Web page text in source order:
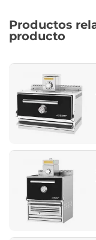
Productos
producto